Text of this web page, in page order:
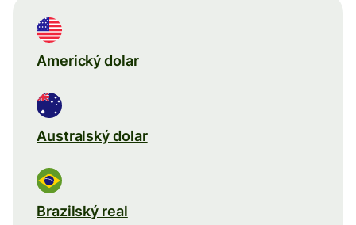
Americký dolar
Australský dolar
Brazilský real